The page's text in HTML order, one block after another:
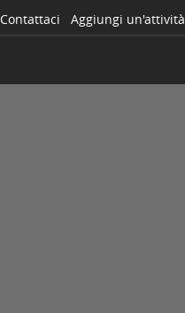
Contattaci Aggiungi un'attività